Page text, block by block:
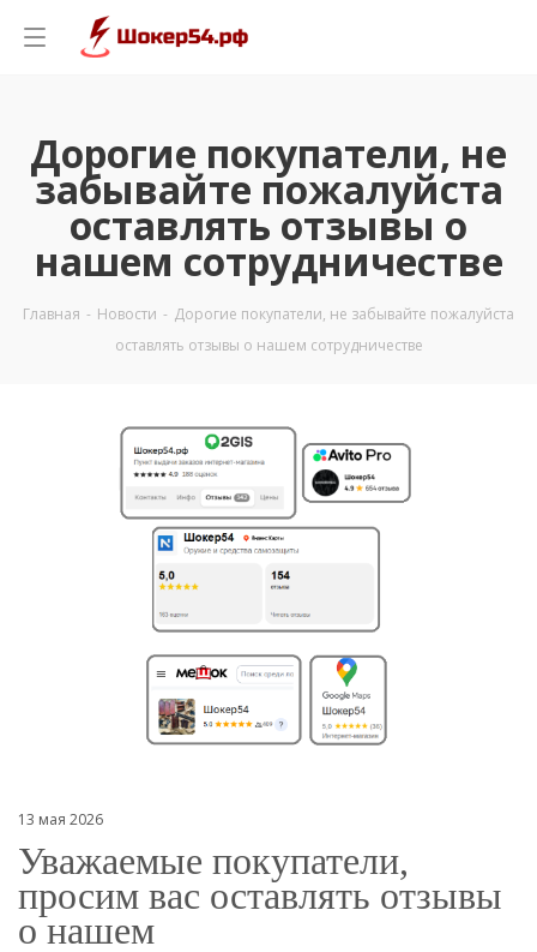
Дорогие покупатели, не
забывайте пожалуйста
оставлять отзывы о
нашем сотрудничестве
Главная - Новости - Дорогие покупатели, не забывайте пожалуйста
оставлять отзывы о нашем сотрудничестве
13 мая 2026
Уважаемые покупатели,
просим вас оставлять отзывы
о нашем